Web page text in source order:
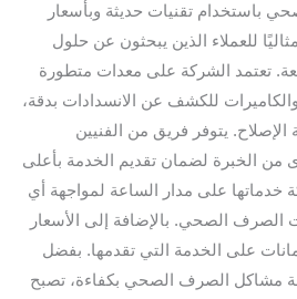
باستخدام تقنيات حديثة وبأسعار
للعملاء الذين يبحثون عن حلول
تعتمد الشركة على معدات متطورة
للكشف عن الانسدادات بدقة،
يتوفر فريق من الفنيين
من الخبرة لضمان تقديم الخدمة بأعلى
خدماتها على مدار الساعة لمواجهة أي
الصحي. بالإضافة إلى الأسعار
على الخدمة التي تقدمها. بفضل
مشاكل الصرف الصحي بكفاءة، تصبح